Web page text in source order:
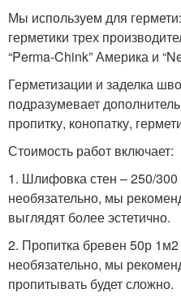
Мы используем для
герметики трех
“Perma-Chink” Америка и
Герметизации и заделка
подразумевает
пропитку, конопатку,
Стоимость работ включает:
1. Шлифовка стен – 250/
необязательно, мы
выглядят более эстетично.
2. Пропитка бревен 50р
необязательно, мы
пропитывать будет сложно.